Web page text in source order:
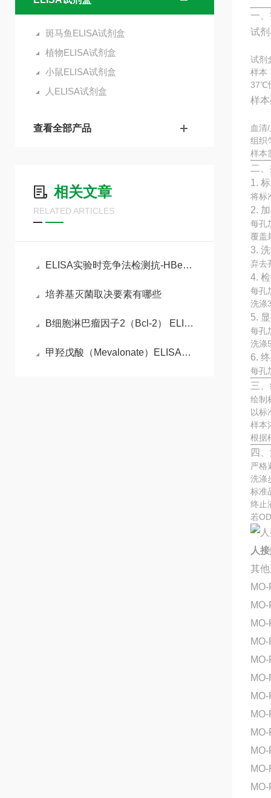
斑马鱼ELISA试剂盒
植物ELISA试剂盒
小鼠ELISA试剂盒
人ELISA试剂盒
查看全部产品
相关文章
RELATED ARTICLES
ELISA实验时竞争法检测抗-HBe实验原理
培养基灭菌取决要素有哪些
B细胞淋巴瘤因子2（Bcl-2） ELISA检测试剂盒的检测原理
甲羟戊酸（Mevalonate）ELISA检测试剂盒说明书
一
试
试剂
样本
37℃
样
血清
组织
样本
二
1.
将标
2.
每孔
覆盖
3.
弃去
4.
每孔
洗涤
5.
每孔
洗涤
6.
每孔
三
绘制
以标
样本
根据
四
严格
洗涤
标准
终止
若
人
其